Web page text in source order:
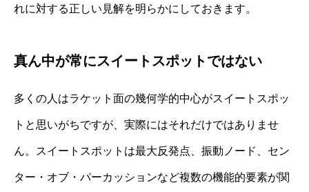
れに対する正しい見解を明らかにしておきます。
真ん中が常にスイートスポットではない
多くの人はラケット面の幾何学的中心がスイートスポッ
トと思いがちですが、実際にはそれだけではありませ
ん。スイートスポットは最大反発点、振動ノード、セン
ター・オブ・パーカッションなど複数の機能的要素が関